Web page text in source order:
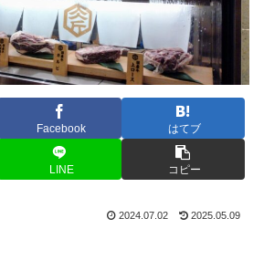
Facebook はてブ
LINE コピー
2024.07.02 2025.05.09